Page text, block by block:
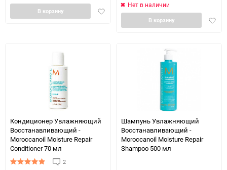
Добавить
избранное
В корзину
Нет в наличии
В корзину
Кондиционер Увлажняющий
Восстанавливающий -
Moroccanoil Moisture Repair
Conditioner 70 мл
2
Шампунь Увлажняющий
Восстанавливающий -
Moroccanoil Moisture Repair
Shampoo 500 мл